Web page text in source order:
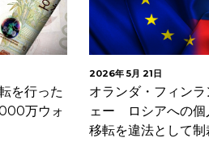
2026年 5月 21日
オランダ・フィンランド・ノル
ェー ロシアへの個人データ越
移転を違法として制裁金